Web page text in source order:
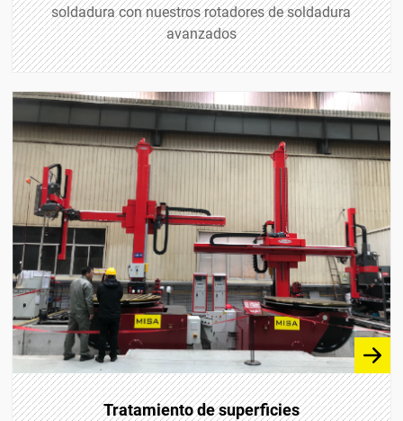
soldadura con nuestros rotadores de soldadura
avanzados
Tratamiento de superficies